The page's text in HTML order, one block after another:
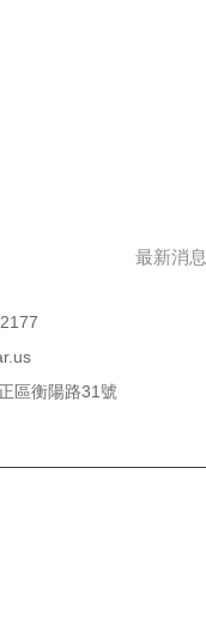
最新消息
區衡陽路31號